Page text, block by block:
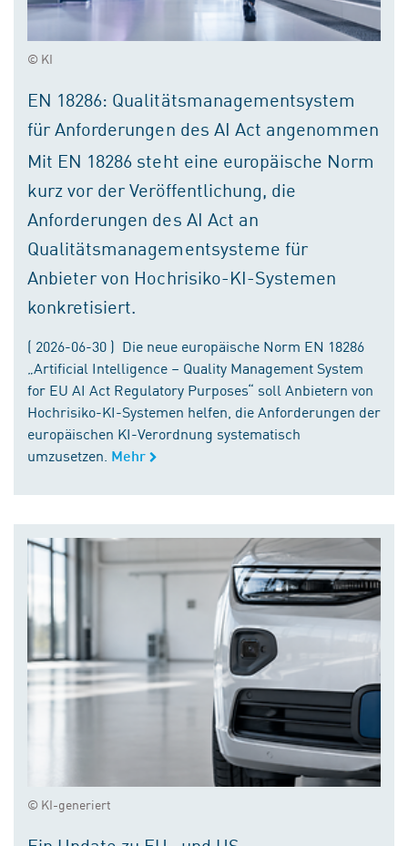
© KI
EN 18286: Qualitätsmanagementsystem
für Anforderungen des AI Act angenommen
Mit EN 18286 steht eine europäische Norm
kurz vor der Veröffentlichung, die
Anforderungen des AI Act an
Qualitätsmanagementsysteme für
Anbieter von Hochrisiko-KI-Systemen
konkretisiert.
( 2026-06-30 ) Die neue europäische Norm EN 18286
„Artificial Intelligence – Quality Management System
for EU AI Act Regulatory Purposes“ soll Anbietern von
Hochrisiko-KI-Systemen helfen, die Anforderungen der
europäischen KI-Verordnung systematisch
umzusetzen. Mehr
© KI-generiert